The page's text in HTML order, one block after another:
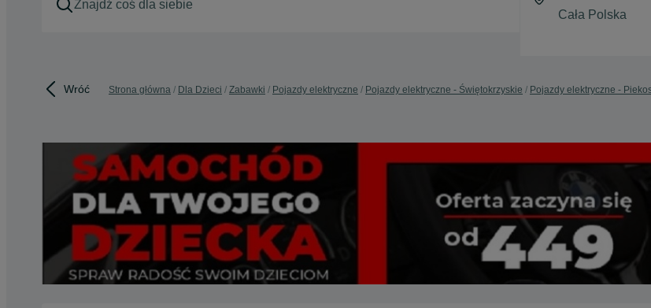
Wróć Strona główna Dla Dzieci Zabawki Pojazdy elektryczne Pojazdy elektryczne - Świętokrzyskie Pojazdy elektryczne -